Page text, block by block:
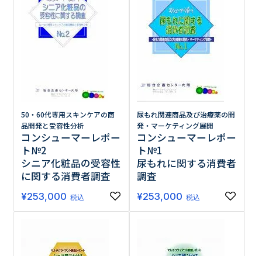
カテゴリで選ぶ
調査の種類で選ぶ
リセット 検索する
50・60代専用スキンケアの商
品開発と受容性分析
コンシューマーレポー
ト№2
シニア化粧品の受容性
に関する消費者調査
¥253,000 税込
尿もれ関連商品及び治療薬の開
発・マーケティング展開
コンシューマーレポー
ト№1
尿もれに関する消費者
調査
¥253,000 税込